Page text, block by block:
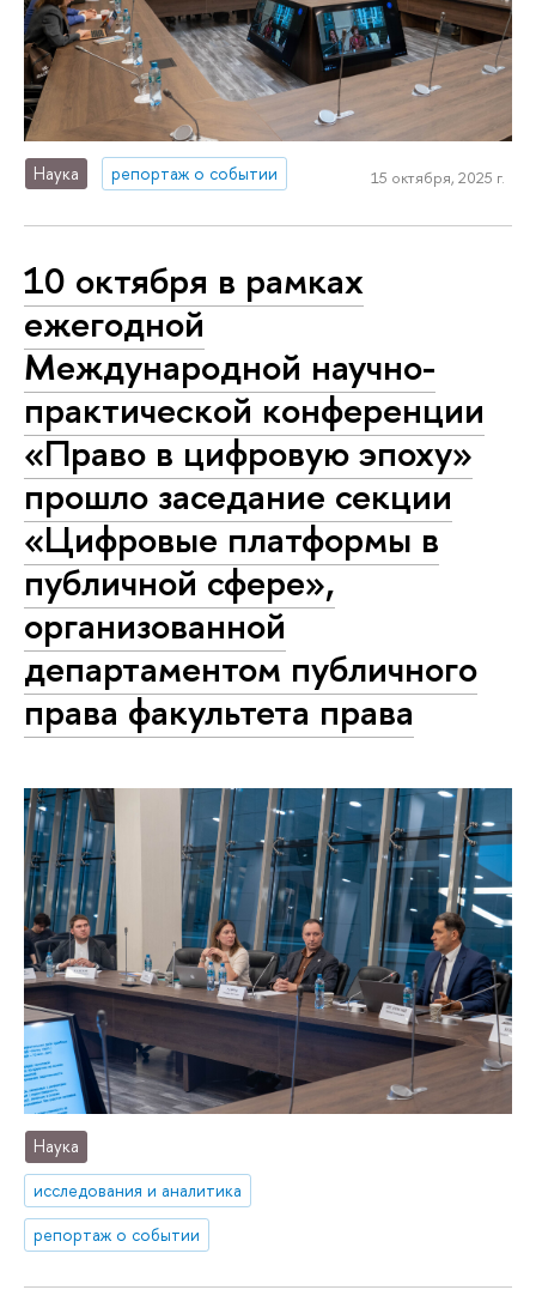
Наука репортаж о событии 15 октября, 2025 г.
10 октября в рамках
ежегодной
Международной научно-
практической конференции
«Право в цифровую эпоху»
прошло заседание секции
«Цифровые платформы в
публичной сфере»,
организованной
департаментом публичного
права факультета права
Наука
исследования и аналитика
репортаж о событии